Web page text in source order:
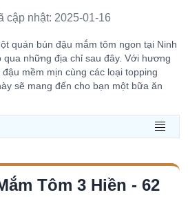
cập nhật: 2025-01-16
quán bún đậu mắm tôm ngon tại Ninh
những địa chỉ sau đây. Với hương
mềm mịn cùng các loại topping
sẽ mang đến cho bạn một bữa ăn
Tôm 3 Hiền - 62